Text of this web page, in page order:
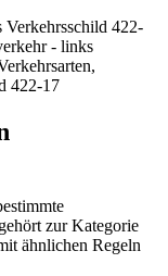
Verkehrsschild 422-
- links
422-17
zur Kategorie
ähnlichen Regeln